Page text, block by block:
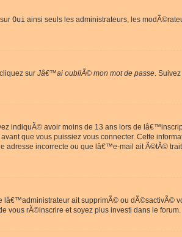
Oui ainsi seuls les administrateurs, les
sur Jâ€™ai oubliÃ© mon mot de passe.
indiquÃ© avoir moins de 13 ans lors de
que vous puissiez vous connecter. Cette
adresse incorrecte ou que lâ€™e-mail ait Ã©tÃ©
ait supprimÃ© ou dÃ©sactivÃ©
vous rÃ©inscrire et soyez plus investi dans le forum.